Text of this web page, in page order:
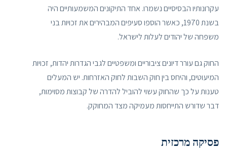
עקרונותיו הבסיסיים נשמרו. אחד התיקונים המשמעותיים היה
בשנת 1970, כאשר הוספו סעיפים המבהירים את זכויות בני
משפחה של יהודים לעלות לישראל.
החוק גם עורר דיונים ציבוריים ומשפטיים לגבי הגדרות יהדות, זכויות
המיעוטים, והיחס בין חוק השבות לחוק האזרחות. יש המעלים
טענות על כך שהחוק עשוי להוביל להדרה של קבוצות מסוימות,
דבר שדורש התייחסות מעמיקה מצד המחוקק.
פסיקה מרכזית